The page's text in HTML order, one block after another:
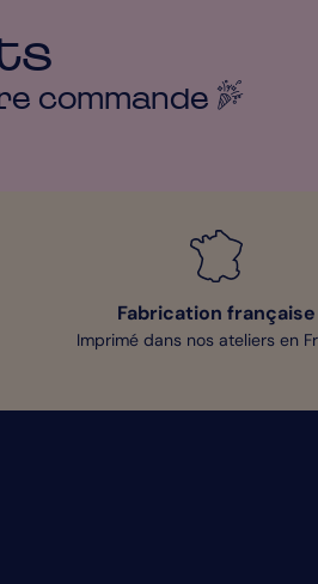
commande
Fabrication française
Imprimé dans nos ateliers en